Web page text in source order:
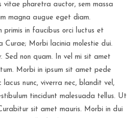
vitae pharetra auctor, sem massa
magna augue eget diam.
primis in faucibus orci luctus et
Curae; Morbi lacinia molestie dui.
Sed non quam. In vel mi sit amet
Morbi in ipsum sit amet pede
lacus nunc, viverra nec, blandit vel,
tincidunt malesuada tellus. Ut
sit amet mauris. Morbi in dui